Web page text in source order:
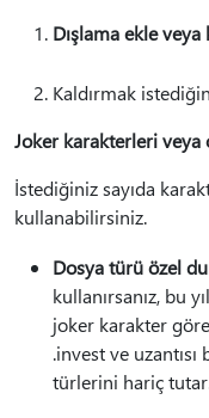
Dışlama ekle veya
Kaldırmak
Joker karakterleri
İstediğiniz sayıda
kullanabilirsiniz.
Dosya türü özel
kullanırsanız, bu
joker karakter
.invest ve
türlerini hariç